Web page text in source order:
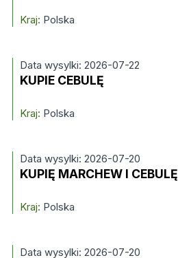
Kraj: Polska
Data wysylki: 2026-07-22
KUPIE CEBULĘ
Kraj: Polska
Data wysylki: 2026-07-20
KUPIĘ MARCHEW I CEBULĘ
Kraj: Polska
Data wysylki: 2026-07-20